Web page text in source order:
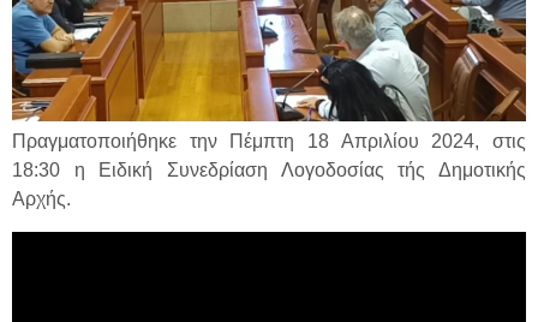
Πραγματοποιήθηκε την Πέμπτη 18 Απριλίου 2024, στις
18:30 η Ειδική Συνεδρίαση Λογοδοσίας τής Δημοτικής
Αρχής.